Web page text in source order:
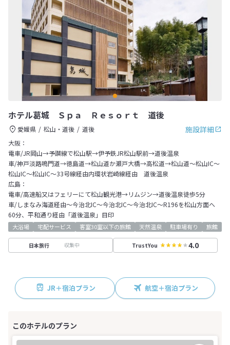
ホテル葛城 Ｓｐａ Ｒｅｓｏｒｔ 道後
施設詳細
愛媛県 松山・道後
道後
大阪：
電車/JR岡山→予讃線で松山駅→伊予鉄JR松山駅前→道後温泉
車/神戸淡路鳴門道→徳島道→松山道か瀬戸大橋→高松道→松山道～松山IC～
松山IC～松山IC～33号線経由内環状岩崎線経由 道後温泉
広島：
電車/高速船又はフェリーにて松山観光港→リムジン→道後温泉徒歩5分
車/しまなみ海道経由～今治北IC～今治北IC～今治北IC～R196を松山方面へ
60分、平和通り経由「道後温泉」目印
大浴場 宅配サービス 客室30室以下の旅館 天然温泉 駐車場有り 旅館
日本旅行 収集中 TrustYou 4.0
JR＋宿泊プラン 航空＋宿泊プラン